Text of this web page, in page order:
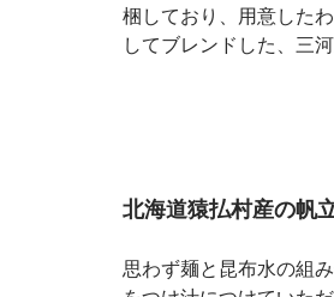
梱しており、用意した
してブレンドした、三
北海道猿払村産の帆
思わず麺と昆布水の組